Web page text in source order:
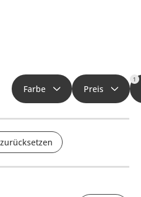
Farbe Preis
1